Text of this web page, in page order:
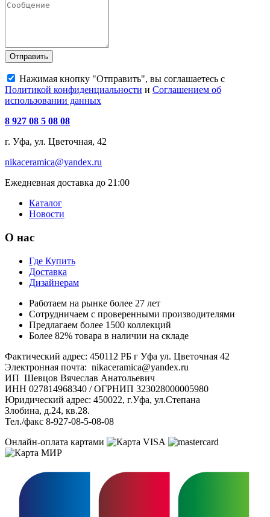
Отправить
Нажимая кнопку "Отправить", вы соглашаетесь с
Политикой конфиденциальности и Соглашением об
использовании данных
8 927 08 5 08 08
г. Уфа, ул. Цветочная, 42
nikaceramica@yandex.ru
Ежедневная доставка до 21:00
Каталог
Новости
О нас
Где Купить
Доставка
Дизайнерам
Работаем на рынке более 27 лет
Сотрудничаем с проверенными производителями
Предлагаем более 1500 коллекций
Более 82% товара в наличии на складе
Фактический адрес: 450112 РБ г Уфа ул. Цветочная 42
Электронная почта: nikaceramica@yandex.ru
ИП Шевцов Вячеслав Анатольевич
ИНН 027814968340 / ОГРНИП 323028000005980
Юридический адрес: 450022, г.Уфа, ул.Степана
Злобина, д.24, кв.28.
Тел./факс 8-927-08-5-08-08
Онлайн-оплата картами